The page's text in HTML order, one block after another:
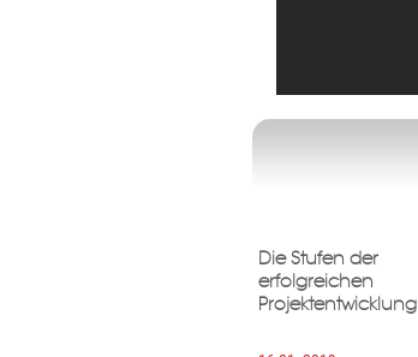
Die Stufen der
erfolgreichen
Projektentwicklung